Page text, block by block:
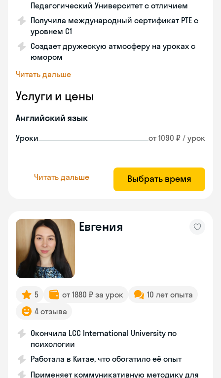
Педагогический Университет с отличием
Получила международный сертификат PTE с
уровнем C1
Создает дружескую атмосферу на уроках с
юмором
Читать дальше
Услуги и цены
Английский язык
Уроки от 1090 ₽ / урок
Читать дальше Выбрать время
Евгения
5 от 1880 ₽ за урок
10 лет опыта
4 отзыва
Окончила LCC International University по
психологии
Работала в Китае, что обогатило её опыт
Применяет коммуникативную методику для